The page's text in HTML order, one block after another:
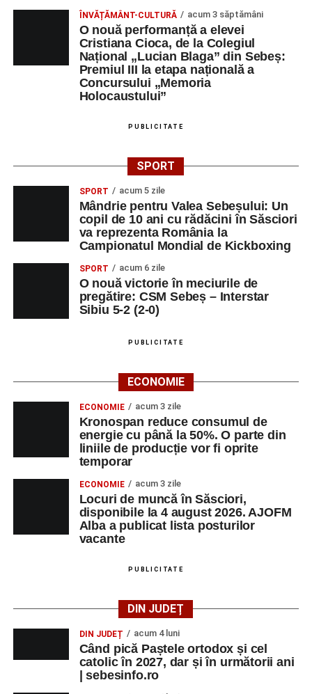
ÎNVĂȚĂMÂNT-CULTURĂ acum 3 săptămâni
O nouă performanță a elevei
Cristiana Cioca, de la Colegiul
Național „Lucian Blaga” din Sebeș:
Premiul III la etapa națională a
Concursului „Memoria
Holocaustului”
PUBLICITATE
SPORT
SPORT acum 5 zile
Mândrie pentru Valea Sebeșului: Un
copil de 10 ani cu rădăcini în Săsciori
va reprezenta România la
Campionatul Mondial de Kickboxing
SPORT acum 6 zile
O nouă victorie în meciurile de
pregătire: CSM Sebeș – Interstar
Sibiu 5-2 (2-0)
PUBLICITATE
ECONOMIE
ECONOMIE acum 3 zile
Kronospan reduce consumul de
energie cu până la 50%. O parte din
liniile de producție vor fi oprite
temporar
ECONOMIE acum 3 zile
Locuri de muncă în Săsciori,
disponibile la 4 august 2026. AJOFM
Alba a publicat lista posturilor
vacante
PUBLICITATE
DIN JUDEȚ
DIN JUDEȚ acum 4 luni
Când pică Paștele ortodox și cel
catolic în 2027, dar și în următorii ani
| sebesinfo.ro